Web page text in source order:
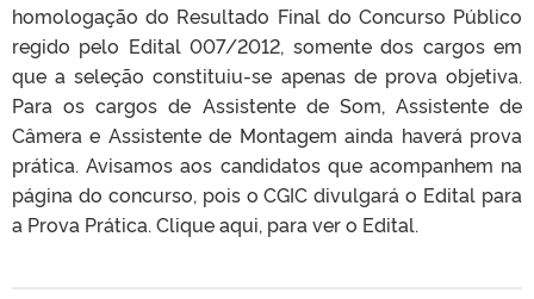
homologação do Resultado Final do Concurso Público
regido pelo Edital 007/2012, somente dos cargos em
que a seleção constituiu-se apenas de prova objetiva.
Para os cargos de Assistente de Som, Assistente de
Câmera e Assistente de Montagem ainda haverá prova
prática. Avisamos aos candidatos que acompanhem na
página do concurso, pois o CGIC divulgará o Edital para
a Prova Prática. Clique aqui, para ver o Edital.